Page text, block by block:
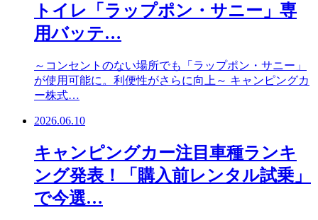
トイレ「ラップポン・サニー」専
用バッテ…
～コンセントのない場所でも「ラップポン・サニー」
が使用可能に。利便性がさらに向上～ キャンピングカ
ー株式…
2026.06.10
キャンピングカー注目車種ランキ
ング発表！「購入前レンタル試乗」
で今選…